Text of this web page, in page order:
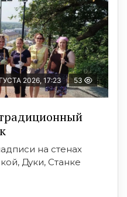
2026, 17:23 53
на стенах
Дуки, Станке